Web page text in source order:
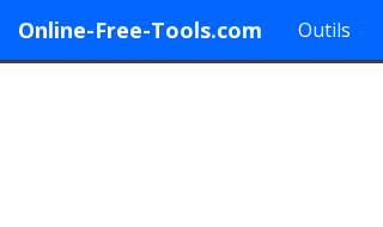
Online-Free-Tools.com Outils